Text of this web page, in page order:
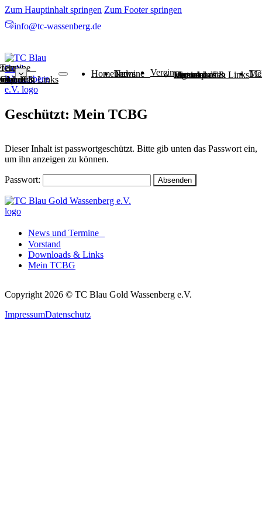
Zum Hauptinhalt springen Zum Footer springen
info@tc-wassenberg.de
& Links
HomeNews und Termine VereinJugend
Vorstand
Vereinsprofil
Mannschaften
Historie
Downloads & LinksMein
Geschützt: Mein TCBG
Dieser Inhalt ist passwortgeschützt. Bitte gib unten das Passwort ein,
um ihn anzeigen zu können.
Passwort:
News und Termine
Vorstand
Downloads & Links
Mein TCBG
Copyright 2026 © TC Blau Gold Wassenberg e.V.
ImpressumDatenschutz